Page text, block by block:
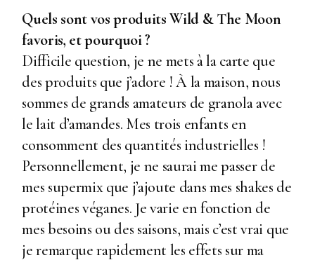
Quels sont vos produitsWild & The Moon
favoris, et pourquoi ?
Difficile question, je ne mets à la carte que
des produits que j’adore ! À la maison, nous
sommes de grands amateurs de granola avec
le lait d’amandes. Mes trois enfants en
consomment des quantités industrielles !
Personnellement, je ne saurai me passer de
mes supermix que j’ajoute dans mes shakes de
protéines véganes. Je varie en fonction de
mes besoins ou des saisons, mais c’est vrai que
je remarque rapidement les effets sur ma